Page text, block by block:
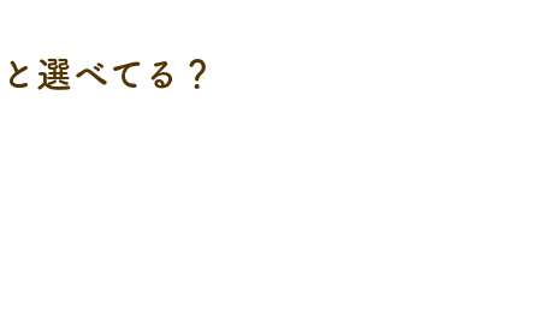
選べてる？